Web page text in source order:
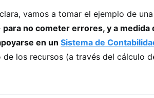
vamos a tomar el ejemplo de
para no cometer errores, y a medida
en un Sistema de
los recursos (a través del cálculo